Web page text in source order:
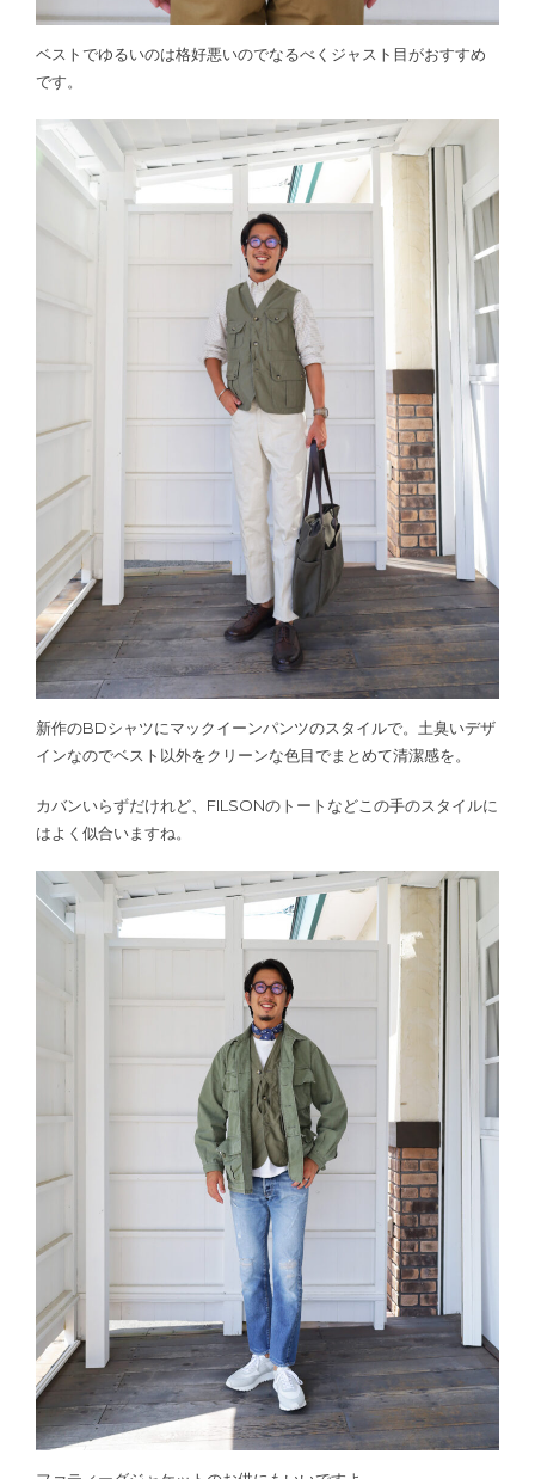
ベストでゆるいのは格好悪いのでなるべくジャスト目がおすすめ
です。
新作のBDシャツにマックイーンパンツのスタイルで。土臭いデザ
インなのでベスト以外をクリーンな色目でまとめて清潔感を。
カバンいらずだけれど、FILSONのトートなどこの手のスタイルに
はよく似合いますね。